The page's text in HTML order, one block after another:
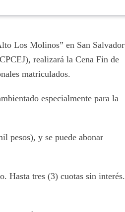
Los Molinos” en San Salvador
realizará la Cena Fin de
matriculados.
especialmente para la
pesos), y se puede abonar
Hasta tres (3) cuotas sin interés.